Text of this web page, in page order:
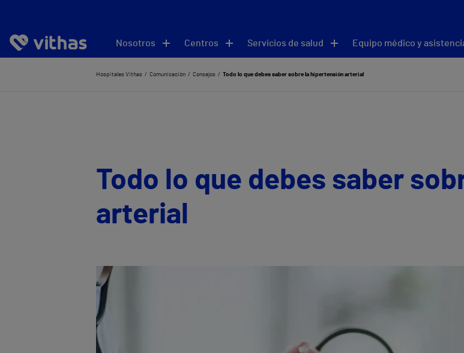
Nosotros Centros Servicios de salud Equipo médico y
Hospitales Vithas Comunicación Consejos Todo lo que debes saber sobre la hipertensión arterial
Todo lo que debes saber
arterial